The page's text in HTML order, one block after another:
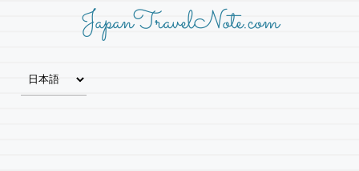
JapanTravelNote.com